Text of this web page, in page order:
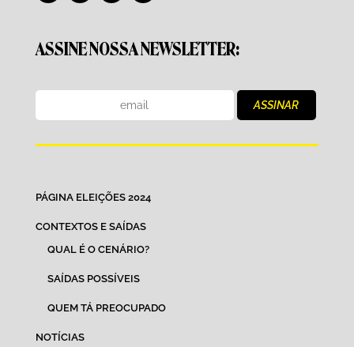
ASSINE NOSSA NEWSLETTER:
PÁGINA ELEIÇÕES 2024
CONTEXTOS E SAÍDAS
QUAL É O CENÁRIO?
SAÍDAS POSSÍVEIS
QUEM TÁ PREOCUPADO
NOTÍCIAS